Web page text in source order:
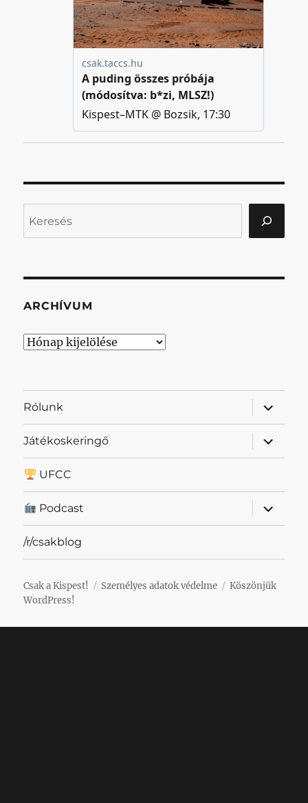
ARCHÍVUM
Archívum
Rólunk
almenü
Játékoskeringő
almenü
UFCC
Podcast
almenü
/r/csakblog
Csak a Kispest! Személyes adatok védelme
Köszönjük
WordPress!